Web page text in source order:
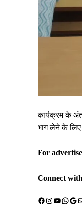
कार्यक्रम के अंत
भाग लेने के लिए
For
Connect
Facebook Instagram YouTube WhatsApp Google Mail